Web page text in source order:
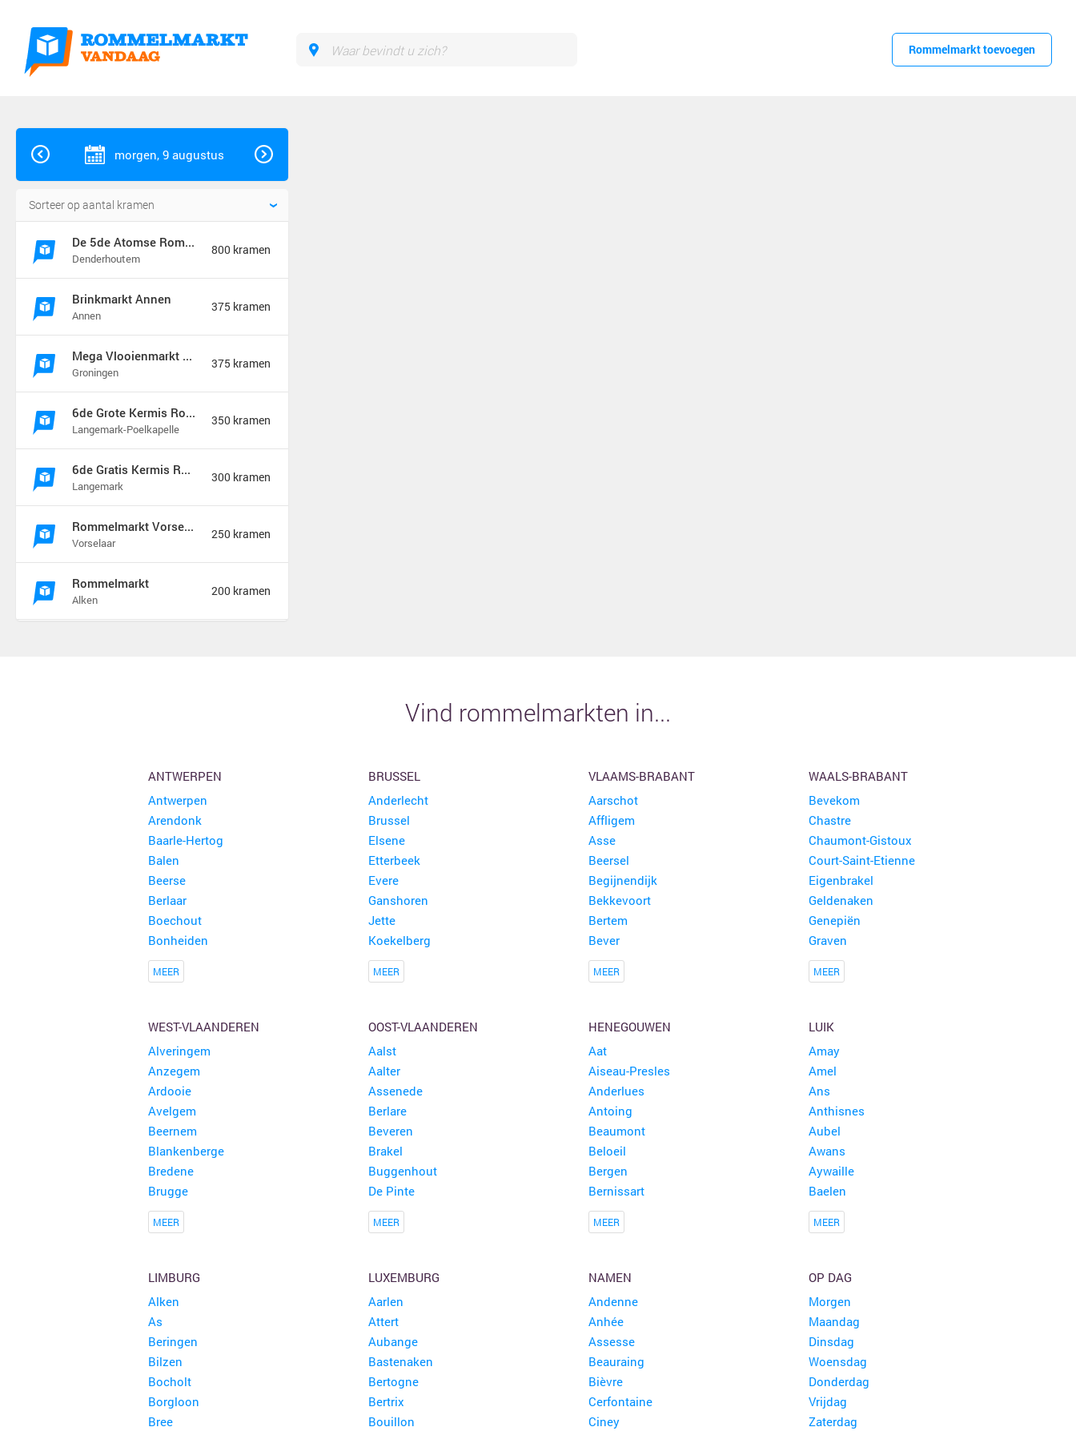
Rommelmarkt toevoegen
morgen, 9 augustus
De 5de Atomse Rommelmarkt
Denderhoutem
800 kramen
Brinkmarkt Annen
Annen
375 kramen
Mega Vlooienmarkt en Kofferbakverkoop Groningen (mega markt)
Groningen
375 kramen
6de Grote Kermis Rommel Markt in de Madonna
Langemark-Poelkapelle
350 kramen
6de Gratis Kermis Rommelmarkt in de Madonna
Langemark
300 kramen
Rommelmarkt Vorselaar
Vorselaar
250 kramen
Rommelmarkt
Alken
200 kramen
150 kramen
3 de wassenhove brocante en rommelmarkt
Grote openlucht Rommelmarkt Stadsplein Mortsel
Vind rommelmarkten in...
ANTWERPEN
Antwerpen
Arendonk
Baarle-Hertog
Balen
Beerse
Berlaar
Boechout
Bonheiden
MEER
BRUSSEL
Anderlecht
Brussel
Elsene
Etterbeek
Evere
Ganshoren
Jette
Koekelberg
MEER
VLAAMS-BRABANT
Aarschot
Affligem
Asse
Beersel
Begijnendijk
Bekkevoort
Bertem
Bever
MEER
WAALS-BRABANT
Bevekom
Chastre
Chaumont-Gistoux
Court-Saint-Etienne
Eigenbrakel
Geldenaken
Genepiën
Graven
MEER
WEST-VLAANDEREN
Alveringem
Anzegem
Ardooie
Avelgem
Beernem
Blankenberge
Bredene
Brugge
MEER
OOST-VLAANDEREN
Aalst
Aalter
Assenede
Berlare
Beveren
Brakel
Buggenhout
De Pinte
MEER
HENEGOUWEN
Aat
Aiseau-Presles
Anderlues
Antoing
Beaumont
Beloeil
Bergen
Bernissart
MEER
LUIK
Amay
Amel
Ans
Anthisnes
Aubel
Awans
Aywaille
Baelen
MEER
LIMBURG
Alken
As
Beringen
Bilzen
Bocholt
Borgloon
Bree
LUXEMBURG
Aarlen
Attert
Aubange
Bastenaken
Bertogne
Bertrix
Bouillon
NAMEN
Andenne
Anhée
Assesse
Beauraing
Bièvre
Cerfontaine
Ciney
OP DAG
Morgen
Maandag
Dinsdag
Woensdag
Donderdag
Vrijdag
Zaterdag